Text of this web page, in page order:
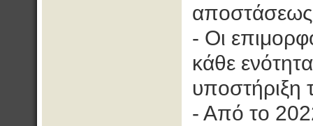
αποστάσεως
- Οι
κάθε
υποστήριξη
- Από το